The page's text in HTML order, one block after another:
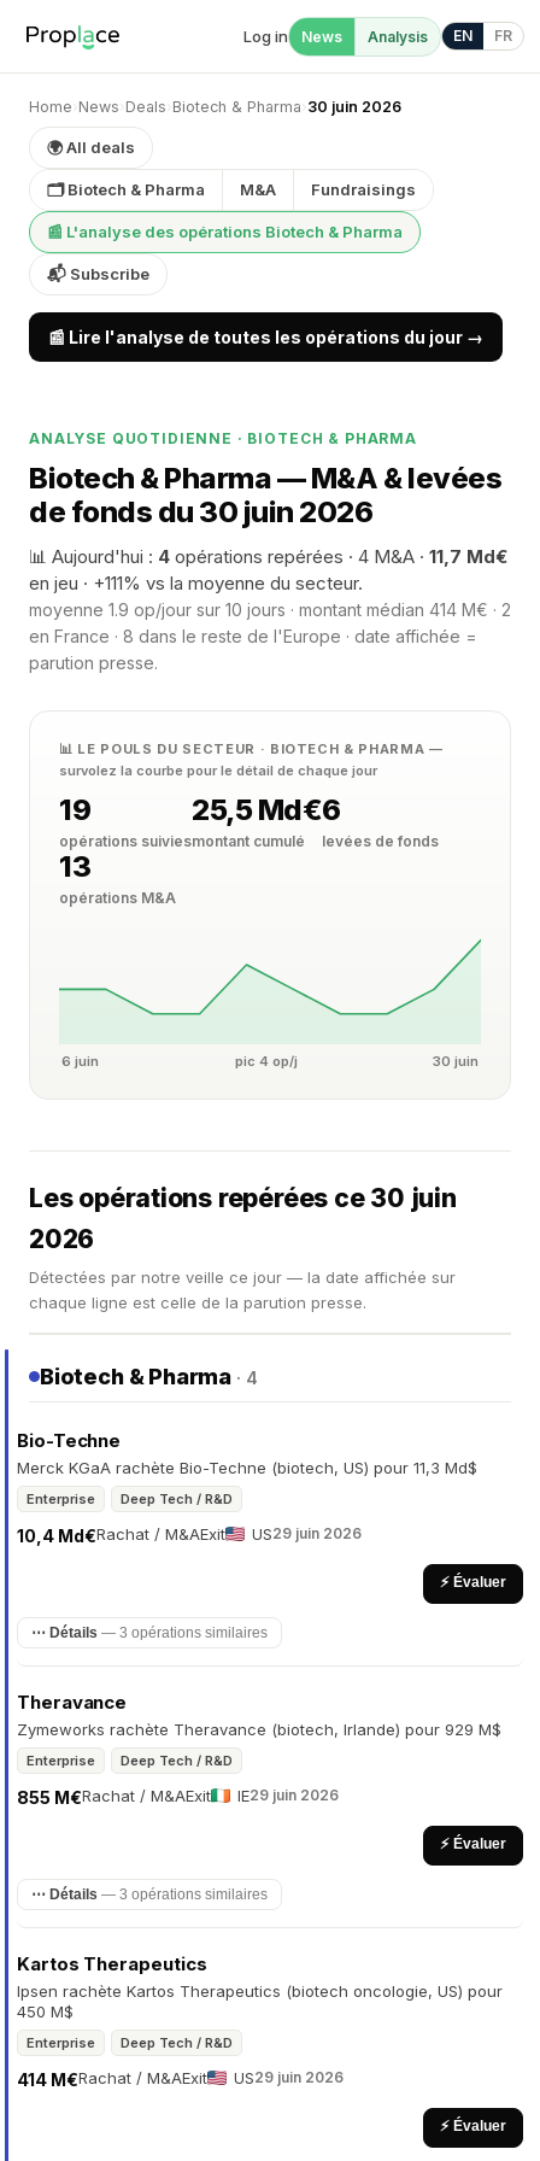
Log in News Analysis EN FR
Home› News› Deals› Biotech & Pharma› 30 juin 2026
🌍 All deals
🗂 Biotech & Pharma M&A Fundraisings
📰 L'analyse des opérations Biotech & Pharma
📬 Subscribe
📰 Lire l'analyse de toutes les opérations du jour →
ANALYSE QUOTIDIENNE · BIOTECH & PHARMA
Biotech & Pharma — M&A & levées
de fonds du 30 juin 2026
📊 Aujourd'hui : 4 opérations repérées · 4 M&A · 11,7 Md€
en jeu · +111% vs la moyenne du secteur.
moyenne 1.9 op/jour sur 10 jours · montant médian 414 M€ · 2
en France · 8 dans le reste de l'Europe · date affichée =
parution presse.
📊 LE POULS DU SECTEUR · BIOTECH & PHARMA—
survolez la courbe pour le détail de chaque jour
19
opérations suivies
25,5 Md€
montant cumulé
6
levées de fonds
13
opérations M&A
6 juin pic 4 op/j 30 juin
Les opérations repérées ce 30 juin
2026
Détectées par notre veille ce jour — la date affichée sur
chaque ligne est celle de la parution presse.
Biotech & Pharma · 4
Bio-Techne
Merck KGaA rachète Bio-Techne (biotech, US) pour 11,3 Md$
Enterprise Deep Tech / R&D
Rachat / M&A
10,4 Md€ Exit US29 juin 2026
⚡ Évaluer
⋯ Détails — 3 opérations similaires
Theravance
Zymeworks rachète Theravance (biotech, Irlande) pour 929 M$
Enterprise Deep Tech / R&D
Rachat / M&A
855 M€ Exit IE29 juin 2026
⚡ Évaluer
⋯ Détails — 3 opérations similaires
Kartos Therapeutics
Ipsen rachète Kartos Therapeutics (biotech oncologie, US) pour
450 M$
Enterprise Deep Tech / R&D
Rachat / M&A
414 M€ Exit US29 juin 2026
⚡ Évaluer